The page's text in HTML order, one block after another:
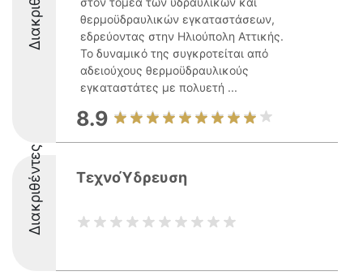
θερμοϋδραυλικών εγκαταστάσεων,
εδρεύοντας στην Ηλιούπολη Αττικής.
Το δυναμικό της συγκροτείται από
αδειούχους θερμοϋδραυλικούς
εγκαταστάτες με πολυετή ...
8.9
Διακριθέντες ΤεχνοΎδρευση